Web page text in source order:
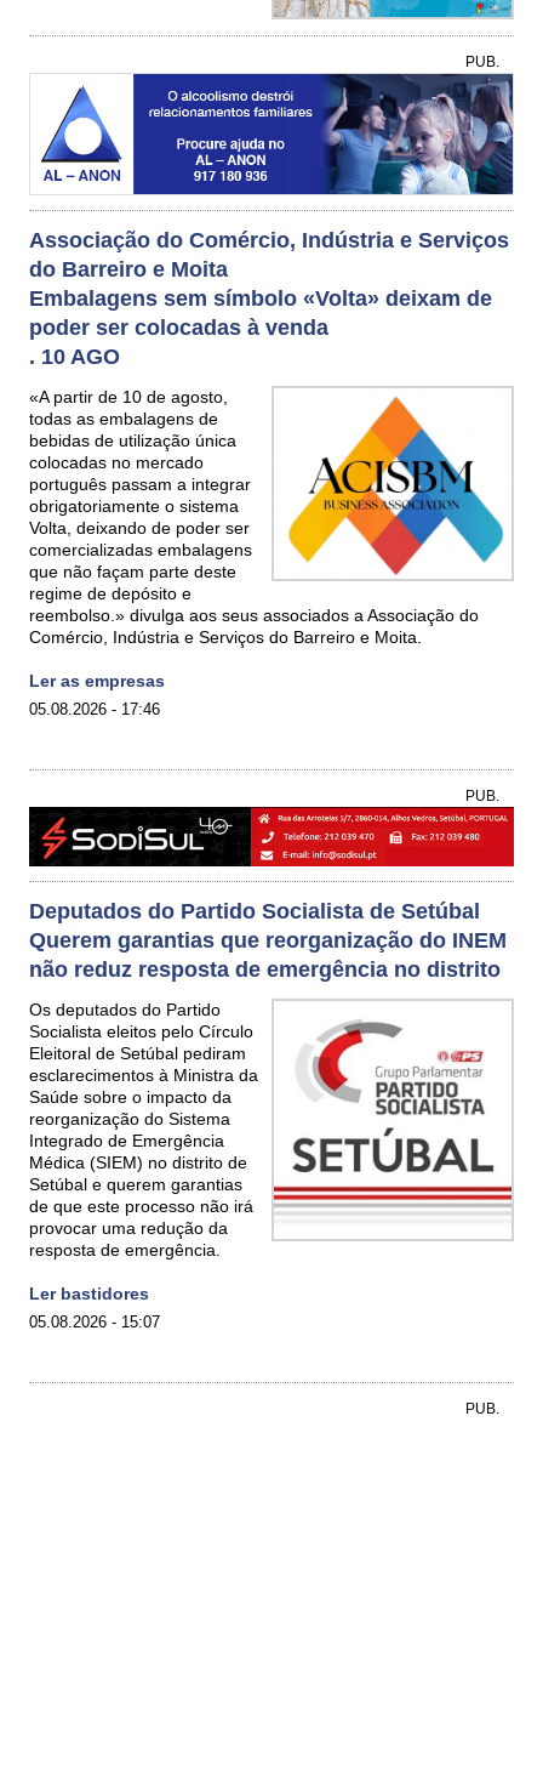
PUB.
Associação do Comércio, Indústria e Serviços
do Barreiro e Moita
Embalagens sem símbolo «Volta» deixam de
poder ser colocadas à venda
. 10 AGO
«A partir de 10 de agosto,
todas as embalagens de
bebidas de utilização única
colocadas no mercado
português passam a integrar
obrigatoriamente o sistema
Volta, deixando de poder ser
comercializadas embalagens
que não façam parte deste
regime de depósito e
reembolso.» divulga aos seus associados a Associação do
Comércio, Indústria e Serviços do Barreiro e Moita.
Ler as empresas
05.08.2026 - 17:46
PUB.
Deputados do Partido Socialista de Setúbal
Querem garantias que reorganização do INEM
não reduz resposta de emergência no distrito
Os deputados do Partido
Socialista eleitos pelo Círculo
Eleitoral de Setúbal pediram
esclarecimentos à Ministra da
Saúde sobre o impacto da
reorganização do Sistema
Integrado de Emergência
Médica (SIEM) no distrito de
Setúbal e querem garantias
de que este processo não irá
provocar uma redução da
resposta de emergência.
Ler bastidores
05.08.2026 - 15:07
PUB.